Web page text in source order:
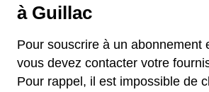
à Guillac
Pour souscrire à un abonnement
vous devez contacter votre
Pour rappel, il est impossible de